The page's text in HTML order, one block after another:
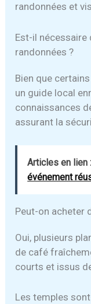
randonnées et
Est-il nécessaire
randonnées ?
Bien que
un guide local
connaissances
assurant la
Articles en lien :
événement
Peut-on acheter
Oui, plusieurs
de café
courts et issus
Les temples